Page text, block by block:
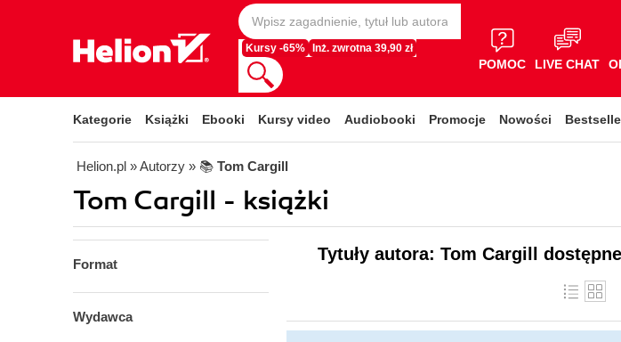
Kursy -65% Inż. zwrotna 39,90 zł
POMOC LIVE CHAT
Kategorie Książki Ebooki Kursy video Audiobooki Promocje Nowości
Helion.pl » Autorzy » 📚 Tom Cargill
Tom Cargill - książki
Format
Wydawca
Tytuły autora: Tom Cargill